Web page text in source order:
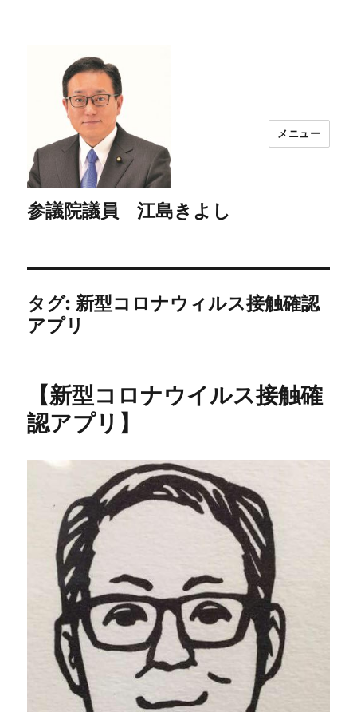
参議院議員 江島きよし
メニュー
タグ: 新型コロナウィルス接触確認
アプリ
【新型コロナウイルス接触確
認アプリ】